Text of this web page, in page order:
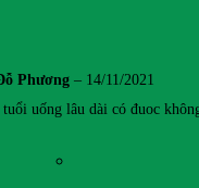
Phương – 14/11/2021
uống lâu dài có đuoc